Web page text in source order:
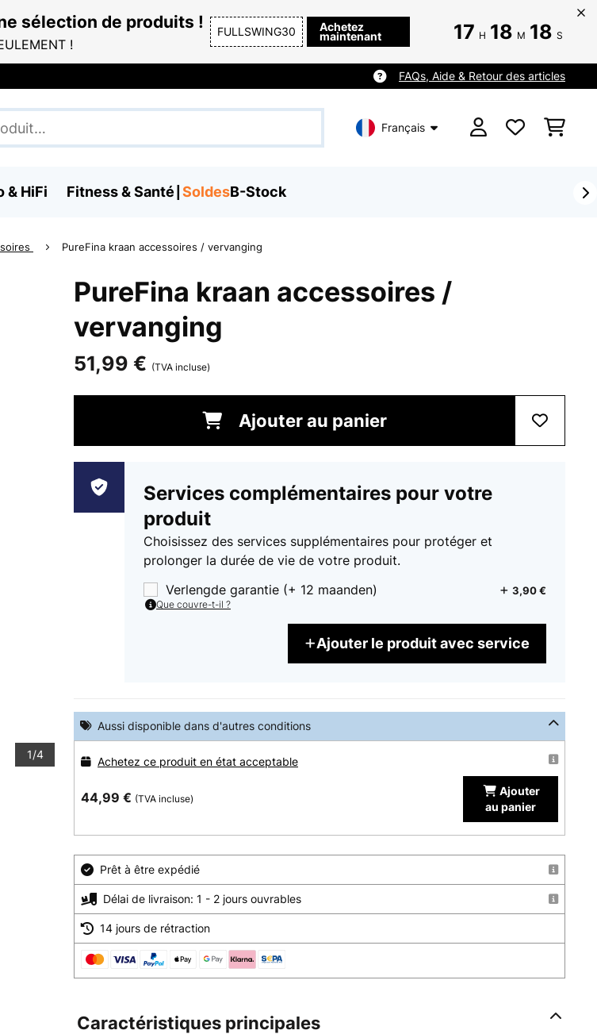
sélection de produits !
!
FULLSWING30 Achetez
maintenant 17 H 18 M 17 S
FAQs, Aide & Retour des articles
Français
& HiFi Fitness & Santé SoldesB-Stock
PureFina kraan accessoires / vervanging
1/4
PureFina kraan accessoires /
vervanging
51,99 € (TVA incluse)
Ajouter au panier
Services complémentaires pour votre
produit
Choisissez des services supplémentaires pour protéger et
prolonger la durée de vie de votre produit.
Verlengde garantie (+ 12 maanden)
3,90 €
Que couvre-t-il ?
Ajouter le produit avec service
Aussi disponible dans d'autres conditions
Achetez ce produit en état acceptable
44,99 € (TVA incluse)
Ajouter
au panier
Prêt à être expédié
Délai de livraison: 1 - 2 jours ouvrables
14 jours de rétraction
Caractéristiques principales